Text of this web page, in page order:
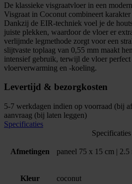
De klassieke visgraatvloer in een
Visgraat in Coconut combineert
Dankzij de EIR-techniek voel je de
juiste plekken, waardoor de vloer er
verlijmde legmethode zorgt voor een
slijtvaste toplaag van 0,55 mm maakt
intensief gebruik, terwijl de vloer perfect
vloerverwarming en -koeling.
Levertijd & bezorgkosten
5-7 werkdagen indien op voorraad (bij
aanvraag (bij laten leggen)
Specificaties
Specificaties
Afmetingen paneel 75 x 15 cm | 2.5
Kleur coconut